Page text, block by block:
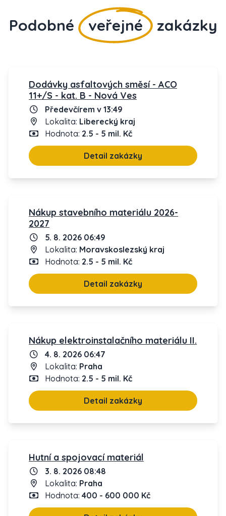
Podobné veřejné zakázky
Dodávky asfaltových směsí - ACO
11+/S - kat. B - Nová Ves
Předevčírem v 13:49
Lokalita: Liberecký kraj
Hodnota: 2.5 - 5 mil. Kč
Detail zakázky
Nákup stavebního materiálu 2026-
2027
5. 8. 2026 06:49
Lokalita: Moravskoslezský kraj
Hodnota: 2.5 - 5 mil. Kč
Detail zakázky
Nákup elektroinstalačního materiálu II.
4. 8. 2026 06:47
Lokalita: Praha
Hodnota: 2.5 - 5 mil. Kč
Detail zakázky
Hutní a spojovací materiál
3. 8. 2026 08:48
Lokalita: Praha
Hodnota: 400 - 600 000 Kč